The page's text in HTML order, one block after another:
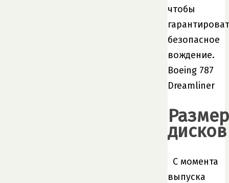
чтобы
безопасное
вождение.
Boeing 787
Dreamliner
дисков
С момента
выпуска